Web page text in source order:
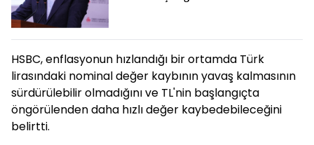
HSBC, enflasyonun hızlandığı bir ortamda Türk
lirasındaki nominal değer kaybının yavaş kalmasının
sürdürülebilir olmadığını ve TL'nin başlangıçta
öngörülenden daha hızlı değer kaybedebileceğini
belirtti.